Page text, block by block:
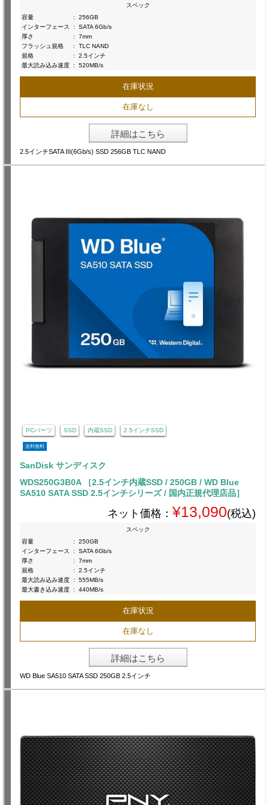
スペック
容量
:
256GB
インターフェース
:
SATA 6Gb/s
厚さ
:
7mm
フラッシュ規格
:
TLC NAND
規格
:
2.5インチ
最大読み込み速度 : 520MB/s
在庫状況
在庫なし
詳細はこちら
2.5インチSATA III(6Gb/s) SSD 256GB TLC NAND
PCパーツ SSD 内蔵SSD 2.5インチSSD
送料無料
SanDisk サンディスク
WDS250G3B0A ［2.5インチ内蔵SSD / 250GB / WD Blue
SA510 SATA SSD 2.5インチシリーズ / 国内正規代理店品］
ネット価格： ¥13,090(税込)
スペック
容量
:
250GB
インターフェース
:
SATA 6Gb/s
厚さ
:
7mm
規格
:
2.5インチ
最大読み込み速度 :
555MB/s
最大書き込み速度 : 440MB/s
在庫状況
在庫なし
詳細はこちら
WD Blue SA510 SATA SSD 250GB 2.5インチ